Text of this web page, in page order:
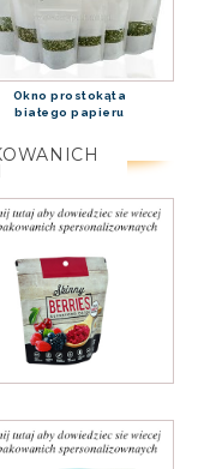
Okno prostokąta
białego papieru